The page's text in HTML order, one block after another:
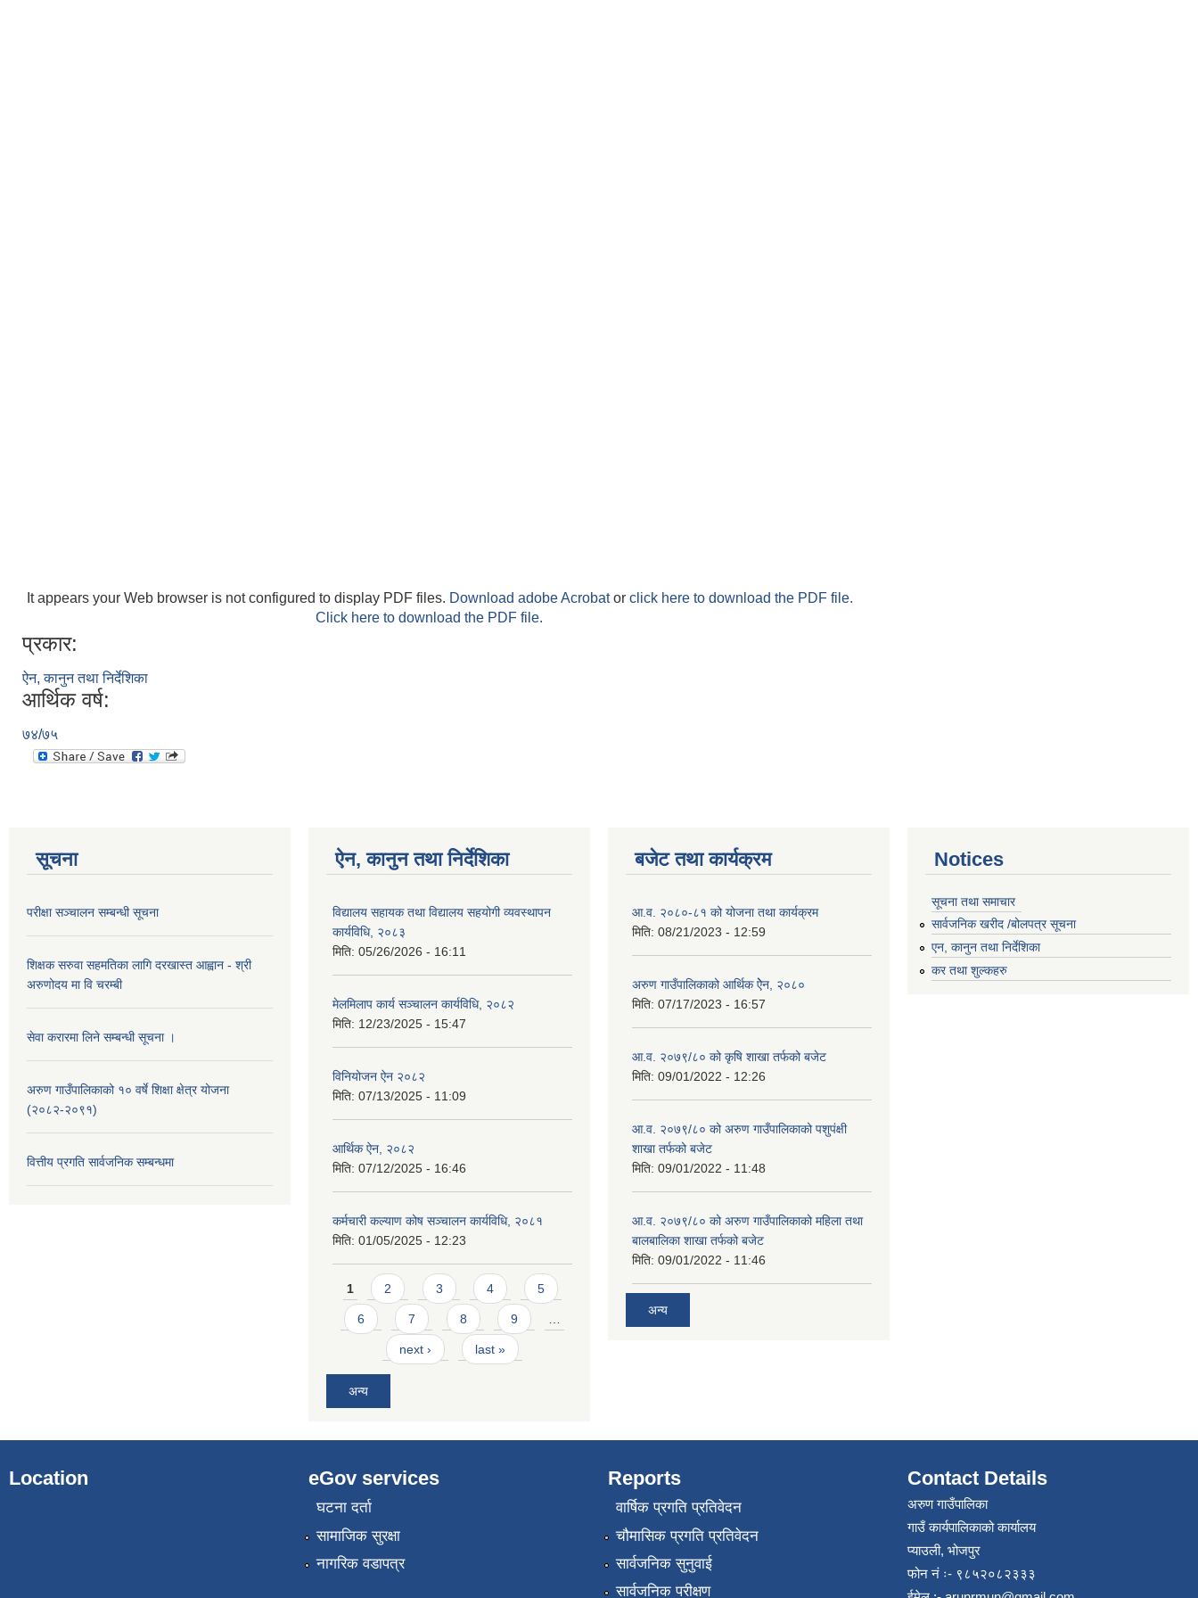
It appears your Web browser is not configured to display PDF files. Download adobe Acrobator click here to download the PDF file.
Click here to download the PDF file.
प्रकार:
ऐन, कानुन तथा निर्देशिका
आर्थिक वर्ष:
७४/७५
सूचना
परीक्षा सञ्चालन सम्बन्धी सूचना
शिक्षक सरुवा सहमतिका लागि दरखास्त आह्वान - श्री
अरुणोदय मा वि चरम्बी
सेवा करारमा लिने सम्बन्धी सूचना ।
अरुण गाउँपालिकाको १० वर्षे शिक्षा क्षेत्र योजना
(२०८२-२०९१)
वित्तीय प्रगति सार्वजनिक सम्बन्धमा
ऐन, कानुन तथा निर्देशिका
विद्यालय सहायक तथा विद्यालय सहयोगी व्यवस्थापन
कार्यविधि, २०८३
मिति: 05/26/2026 - 16:11
मेलमिलाप कार्य सञ्चालन कार्यविधि, २०८२
मिति: 12/23/2025 - 15:47
विनियोजन ऐन २०८२
मिति: 07/13/2025 - 11:09
आर्थिक ऐन, २०८२
मिति: 07/12/2025 - 16:46
कर्मचारी कल्याण कोष सञ्चालन कार्यविधि, २०८१
मिति: 01/05/2025 - 12:23
Pages
1 2 3 4 5
6 7 8 9 …
next › last »
अन्य
बजेट तथा कार्यक्रम
आ.व. २०८०-८१ को योजना तथा कार्यक्रम
मिति: 08/21/2023 - 12:59
अरुण गाउँपालिकाको आर्थिक ऐेन, २०८०
मिति: 07/17/2023 - 16:57
आ.व. २०७९/८० को कृषि शाखा तर्फको बजेट
मिति: 09/01/2022 - 12:26
आ.व. २०७९/८० को अरुण गाउँपालिकाको पशुपंक्षी
शाखा तर्फको बजेट
मिति: 09/01/2022 - 11:48
आ.व. २०७९/८० को अरुण गाउँपालिकाको महिला तथा
बालबालिका शाखा तर्फको बजेट
मिति: 09/01/2022 - 11:46
अन्य
Notices
सूचना तथा समाचार
सार्वजनिक खरीद /बोलपत्र सूचना
एन, कानुन तथा निर्देशिका
कर तथा शुल्कहरु
Location eGov services
घटना दर्ता
सामाजिक सुरक्षा
नागरिक वडापत्र
Reports
वार्षिक प्रगति प्रतिवेदन
चौमासिक प्रगति प्रतिवेदन
सार्वजनिक सुनुवाई
सार्वजनिक परीक्षण
Contact Details
अरुण गाउँपालिका
गाउँ कार्यपालिकाको कार्यालय
प्याउली, भोजपुर
फोन नं ः- ९८५२०८२३३३